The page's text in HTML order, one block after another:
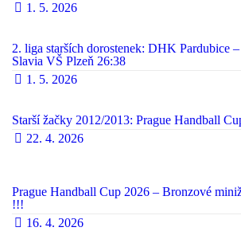
1. 5. 2026
2. liga starších dorostenek: DHK Pardubice
Slavia VŠ Plzeň 26:38
1. 5. 2026
Starší žačky 2012/2013: Prague Handball
22. 4. 2026
Prague Handball Cup 2026 – Bronzové
!!!
16. 4. 2026